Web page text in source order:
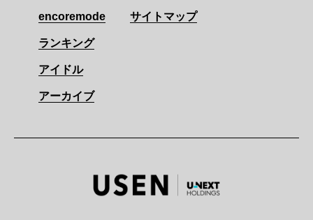
encoremode
ランキング
アイドル
アーカイブ
サイトマップ